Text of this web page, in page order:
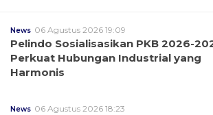
News 06 Agustus 2026 19:09
Pelindo Sosialisasikan PKB 2026-
Perkuat Hubungan Industrial yang
Harmonis
News 06 Agustus 2026 18:23